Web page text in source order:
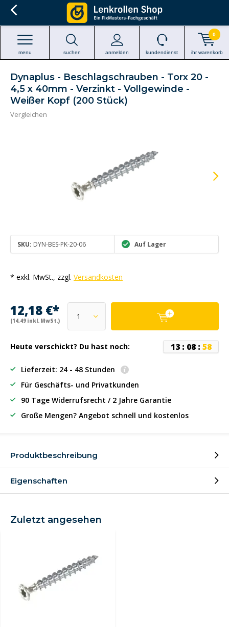
suchen anmelden
menu kundendienst ihr warenkorb
0
Dynaplus - Beschlagschrauben - Torx 20 -
4,5 x 40mm - Verzinkt - Vollgewinde -
Weißer Kopf (200 Stück)
Vergleichen
SKU: DYN-BES-PK-20-06 Auf Lager
* exkl. MwSt., zzgl. Versandkosten
12,18 €*
(14,49 inkl. MwSt.)
Heute verschickt? Du hast noch: 13: 08: 58
Lieferzeit: 24 - 48 Stunden
Für Geschäfts- und Privatkunden
90 Tage Widerrufsrecht / 2 Jahre Garantie
Große Mengen? Angebot schnell und kostenlos
Produktbeschreibung
Eigenschaften
Zuletzt angesehen